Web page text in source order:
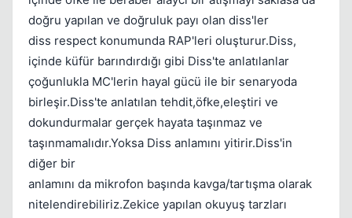
doğru yapılan ve doğruluk payı olan diss'ler
diss respect konumunda RAP'leri oluşturur.Diss,
içinde küfür barındırdığı gibi Diss'te anlatılanlar
çoğunlukla MC'lerin hayal gücü ile bir senaryoda
birleşir.Diss'te anlatılan tehdit,öfke,eleştiri ve
dokundurmalar gerçek hayata taşınmaz ve
taşınmamalıdır.Yoksa Diss anlamını yitirir.Diss'in
diğer bir
anlamını da mikrofon başında kavga/tartışma olarak
nitelendirebiliriz.Zekice yapılan okuyuş tarzları